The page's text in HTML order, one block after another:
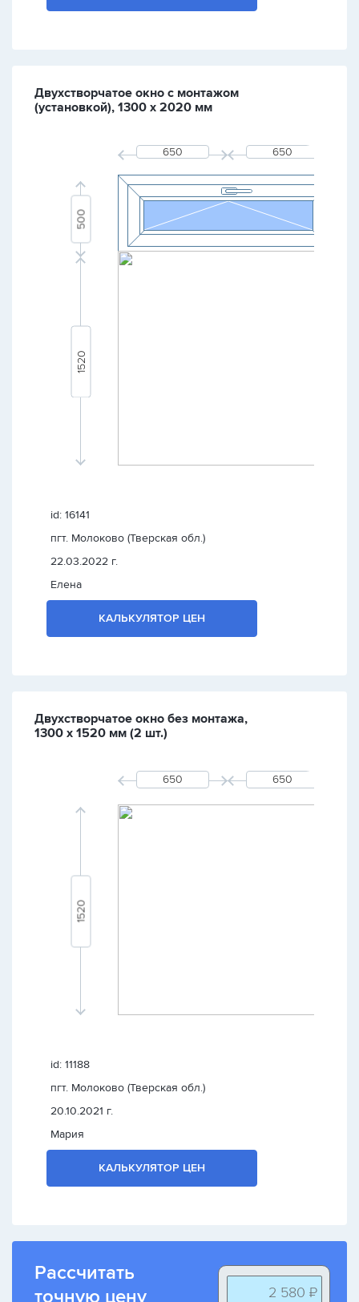
Двухстворчатое окно с монтажом
(установкой), 1300 х 2020 мм
id: 16141
пгт. Молоково (Тверская обл.)
22.03.2022 г.
Елена
КАЛЬКУЛЯТОР ЦЕН
Двухстворчатое окно без монтажа,
1300 х 1520 мм (2 шт.)
id: 11188
пгт. Молоково (Тверская обл.)
20.10.2021 г.
Мария
КАЛЬКУЛЯТОР ЦЕН
Рассчитать
точную цену
2 580 ₽